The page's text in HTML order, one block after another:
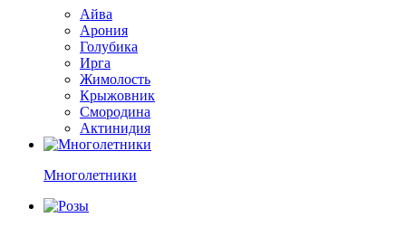
Айва
Арония
Голубика
Ирга
Жимолость
Крыжовник
Смородина
Актинидия
Многолетники